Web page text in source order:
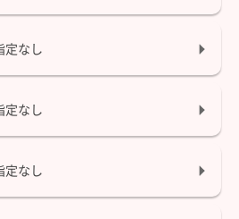
定なし
定なし
定なし